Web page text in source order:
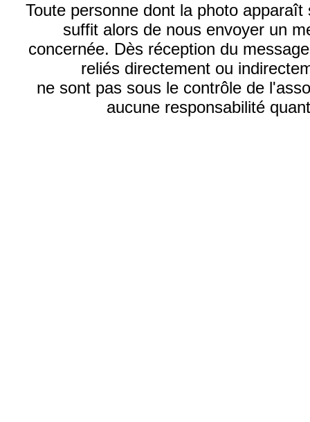
Toute personne dont la photo
suffit alors de nous envoyer un
concernée. Dès réception du
reliés directement ou
ne sont pas sous le contrôle de
aucune responsabilité